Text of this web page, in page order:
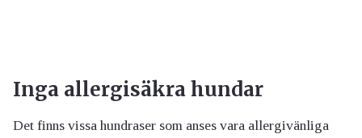
Inga allergisäkra hundar
Det finns vissa hundraser som anses vara allergivänliga